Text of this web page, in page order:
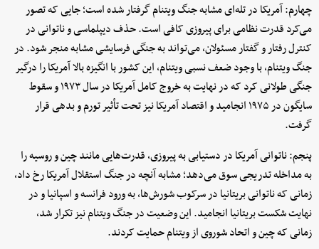
چهارم: آمریکا در تله‌ای مشابه جنگ ویتنام گرفتار شده است؛ جایی که تصور
می‌کرد قدرت نظامی برای پیروزی کافی است. حذف دیپلماسی و ناتوانی در
کنترل رفتار و گفتار مسئولان، می‌تواند به جنگی فرسایشی مشابه منجر شود. در
جنگ ویتنام، با وجود ضعف نسبی ویتنام، این کشور با انگیزه بالا آمریکا را درگیر
جنگی طولانی کرد که در نهایت به خروج کامل آمریکا در سال ۱۹۷۳ و سقوط
سایگون در ۱۹۷۵ انجامید و اقتصاد آمریکا نیز تحت تأثیر تورم و بدهی قرار
گرفت.
پنجم: ناتوانی آمریکا در دستیابی به پیروزی، قدرت‌هایی مانند چین و روسیه را
به مداخله تدریجی سوق می‌دهد؛ مشابه آنچه در جنگ استقلال آمریکا رخ داد،
زمانی که ناتوانی بریتانیا در سرکوب شورش‌ها، به ورود فرانسه و اسپانیا و در
نهایت شکست بریتانیا انجامید. این وضعیت در جنگ ویتنام نیز تکرار شد،
زمانی که چین و اتحاد شوروی از ویتنام حمایت کردند.